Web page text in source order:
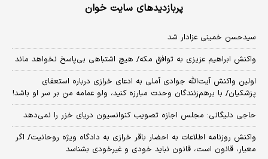
پربازدیدهای سایت خوان
سیدحسن خمینی عزادار شد
واکنش ابراهیم عزیزی به توافق مکه/ هیچ اشتباهی بی‌پاسخ نخواهد ماند
اولین واکنش آیت‌الله جوادی آملی به ادعای خرازی درباره استعفای
پزشکیان/ با برهم‌زنندگان وحدت مبارزه کنید، ولو عمامه من بر سر او باشد!
حاجی دلیگانی: مجلس اجازه تصویب کنوانسیون دریای خزر را نمی‌دهد
واکنش روزنامه اطلاعات به احضار باقر خرازی به دادگاه ویژه روحانیت/ اگر
معیار، قانون است، قانون نباید خودی و غیرخودی بشناسد